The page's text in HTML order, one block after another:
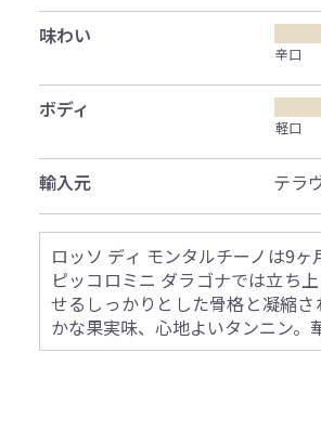
味わい
辛口
ボディ
軽口
輸入元 テラ
ロッソ ディ モンタルチーノは9
ピッコロミニ ダラゴナでは立ち
せるしっかりとした骨格と凝縮
かな果実味、心地よいタンニン。